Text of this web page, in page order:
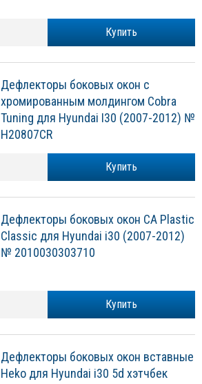
Купить
Дефлекторы боковых окон с
хромированным молдингом Cobra
Tuning для Hyundai I30 (2007-2012) №
H20807CR
Купить
Дефлекторы боковых окон CA Plastic
Classic для Hyundai i30 (2007-2012)
№ 2010030303710
Купить
Дефлекторы боковых окон вставные
Heko для Hyundai i30 5d хэтчбек